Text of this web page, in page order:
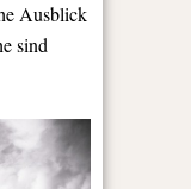
Ausblick
sind